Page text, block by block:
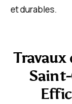
et durables.
Travaux